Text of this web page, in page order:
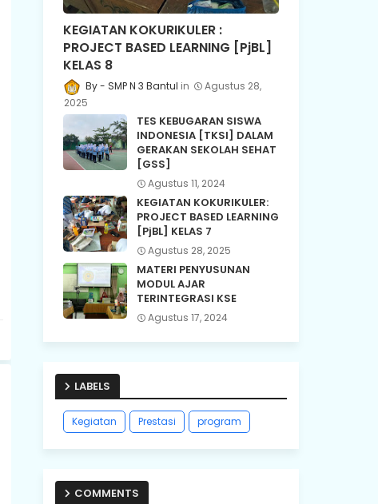
KEGIATAN KOKURIKULER :
PROJECT BASED LEARNING [PjBL]
KELAS 8
SMP N 3 Bantul
Agustus 28,
2025
TES KEBUGARAN SISWA
INDONESIA [TKSI] DALAM
GERAKAN SEKOLAH SEHAT
[GSS]
Agustus 11, 2024
KEGIATAN KOKURIKULER:
PROJECT BASED LEARNING
[PjBL] KELAS 7
Agustus 28, 2025
MATERI PENYUSUNAN
MODUL AJAR
TERINTEGRASI KSE
Agustus 17, 2024
LABELS
Kegiatan Prestasi program
COMMENTS